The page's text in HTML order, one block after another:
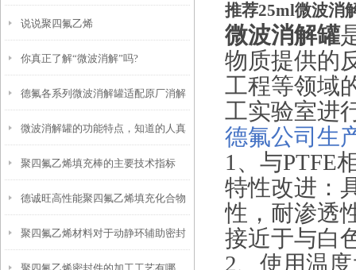
吧
说说聚四氟乙烯
你真正了解“微波消解”吗?
德氟各系列微波消解罐适配原厂消解
仪
微波消解罐的功能特点，知道的人真
的很少！
聚四氟乙烯填充棒的主要技术指标
德诚旺高性能聚四氟乙烯填充化合物
聚四氟乙烯材料对于动静环辅助密封
推荐25ml微波消
微波消解罐
物质提供的
工程等领域
工实验室进
德氟公司生
1、与PTFE
特性改进：
性，耐渗透
接近于与白
2、使用温